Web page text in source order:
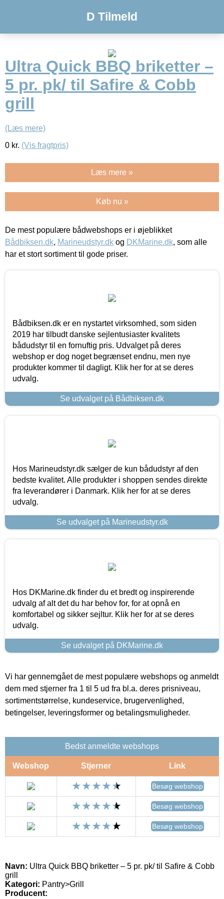
D Tilmeld
Ultra Quick BBQ briketter –
5 pr. pk/ til Safire & Cobb
grill
(Læs mere)
0 kr. (Vis fragtpris)
Læs mere »
Køb nu »
De mest populære bådwebshops er i øjeblikket
Bådbiksen.dk, Marineudstyr.dk og DKMarine.dk, som alle
har et stort sortiment til gode priser.
Bådbiksen.dk er en nystartet virksomhed, som siden
2019 har tilbudt danske sejlentusiaster kvalitets
bådudstyr til en fornuftig pris. Udvalget på deres
webshop er dog noget begrænset endnu, men nye
produkter kommer til dagligt. Klik her for at se deres
udvalg.
Se udvalget på Bådbiksen.dk
Hos Marineudstyr.dk sælger de kun bådudstyr af den
bedste kvalitet. Alle produkter i shoppen sendes direkte
fra leverandører i Danmark. Klik her for at se deres
udvalg.
Se udvalget på Marineudstyr.dk
Hos DKMarine.dk finder du et bredt og inspirerende
udvalg af alt det du har behov for, for at opnå en
komfortabel og sikker sejltur. Klik her for at se deres
udvalg.
Se udvalget på DKMarine.dk
Vi har gennemgået de mest populære webshops og anmeldt
dem med stjerner fra 1 til 5 ud fra bl.a. deres prisniveau,
sortimentstørrelse, kundeservice, brugervenlighed,
betingelser, leveringsformer og betalingsmuligheder.
Bedst anmeldte webshops
Webshop Stjerner Link
Besøg webshop
Besøg webshop
Besøg webshop
Navn: Ultra Quick BBQ briketter – 5 pr. pk/ til Safire & Cobb
grill
Kategori: Pantry>Grill
Producent: